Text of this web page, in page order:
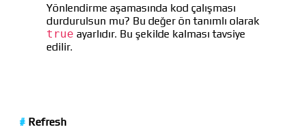
Yönlendirme aşamasında kod çalışması
durdurulsun mu? Bu değer ön tanımlı olarak
true ayarlıdır. Bu şekilde kalması tavsiye
edilir.
# Refresh